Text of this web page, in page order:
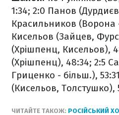
1:34; 2:0 Панов
Красильников (Ворона
Кисельов (Зайцев,
(Хрішпенц, Кисельов),
(Хрішпенц), 48:34; 2:5
Гриценко - більш.),
(Кисельов, Толстушко),
ЧИТАЙТЕ ТАКОЖ: РОСІЙСЬКИЙ